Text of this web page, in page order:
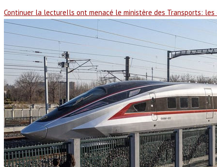
Continuer la lectureIls ont menacé le ministère des Transports: